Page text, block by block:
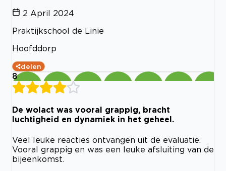
2 April 2024
Praktijkschool de Linie
Hoofddorp
delen
8
De wolact was vooral grappig, bracht
luchtigheid en dynamiek in het geheel.
Veel leuke reacties ontvangen uit de evaluatie.
Vooral grappig en was een leuke afsluiting van de
bijeenkomst.